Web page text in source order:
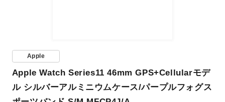
Apple
Apple Watch Series11 46mm GPS+Cellularモデ
ル シルバーアルミニウムケース/パープルフォグス